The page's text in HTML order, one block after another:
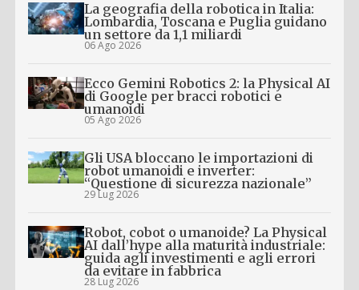
La geografia della robotica in Italia:
Lombardia, Toscana e Puglia guidano
un settore da 1,1 miliardi
06 Ago 2026
Ecco Gemini Robotics 2: la Physical AI
di Google per bracci robotici e
umanoidi
05 Ago 2026
Gli USA bloccano le importazioni di
robot umanoidi e inverter:
“Questione di sicurezza nazionale”
29 Lug 2026
Robot, cobot o umanoide? La Physical
AI dall’hype alla maturità industriale:
guida agli investimenti e agli errori
da evitare in fabbrica
28 Lug 2026